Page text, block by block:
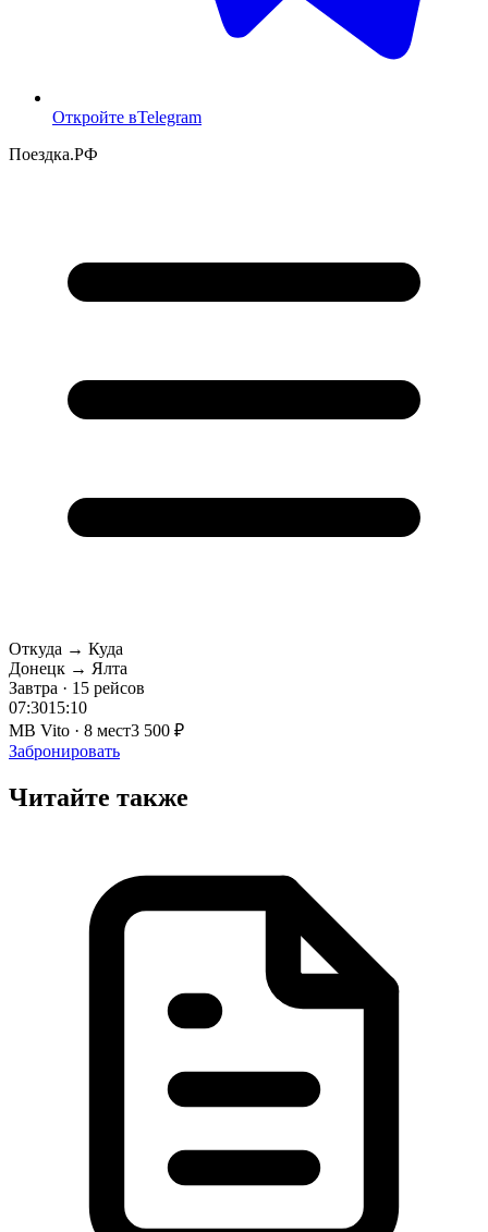
Откройте вTelegram
Поездка.РФ
Откуда → Куда
Донецк → Ялта
Завтра · 15 рейсов
07:3015:10
MB Vito · 8 мест3 500 ₽
Забронировать
Читайте также